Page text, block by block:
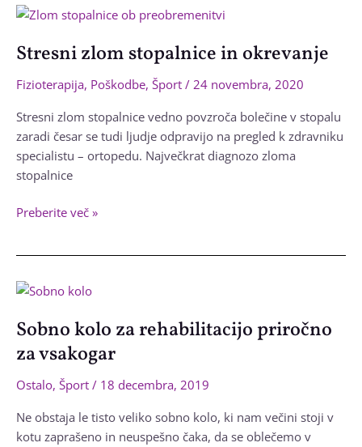
populaciji)
Stresni zlom stopalnice in okrevanje
Fizioterapija, Poškodbe, Šport / 24 novembra, 2020
Stresni zlom stopalnice vedno povzroča bolečine v stopalu
zaradi česar se tudi ljudje odpravijo na pregled k zdravniku
specialistu – ortopedu. Največkrat diagnozo zloma
stopalnice
Stresni
okrevanje
Preberite več »
Sobno kolo za rehabilitacijo priročno
za vsakogar
Ostalo, Šport / 18 decembra, 2019
Ne obstaja le tisto veliko sobno kolo, ki nam večini stoji v
kotu zaprašeno in neuspešno čaka, da se oblečemo v